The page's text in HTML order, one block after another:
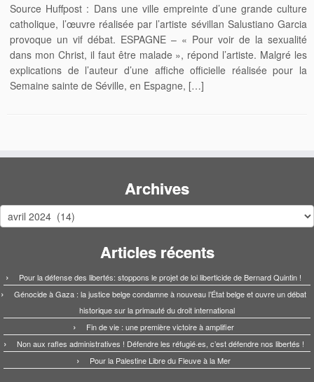
Source Huffpost : Dans une ville empreinte d’une grande culture
catholique, l’œuvre réalisée par l’artiste sévillan Salustiano Garcia
provoque un vif débat. ESPAGNE – « Pour voir de la sexualité
dans mon Christ, il faut être malade », répond l’artiste. Malgré les
explications de l’auteur d’une affiche officielle réalisée pour la
Semaine sainte de Séville, en Espagne, […]
Archives
Archives
Articles récents
Pour la défense des libertés: stoppons le projet de loi liberticide de Bernard Quintin !
Génocide à Gaza : la justice belge condamne à nouveau l’État belge et ouvre un débat
historique sur la primauté du droit international
Fin de vie : une première victoire à amplifier
Non aux rafles administratives ! Défendre les réfugié·es, c’est défendre nos libertés !
Pour la Palestine Libre du Fleuve à la Mer